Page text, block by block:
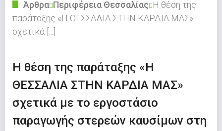
Άρθρα Περιφέρεια Θεσσαλίας Η θέση της
παράταξης «Η ΘΕΣΣΑΛΙΑ ΣΤΗΝ ΚΑΡΔΙΑ ΜΑΣ»
σχετικά [...]
Η θέση της παράταξης «Η
ΘΕΣΣΑΛΙΑ ΣΤΗΝ ΚΑΡΔΙΑ ΜΑΣ»
σχετικά με το εργοστάσιο
παραγωγής στερεών καυσίμων στη